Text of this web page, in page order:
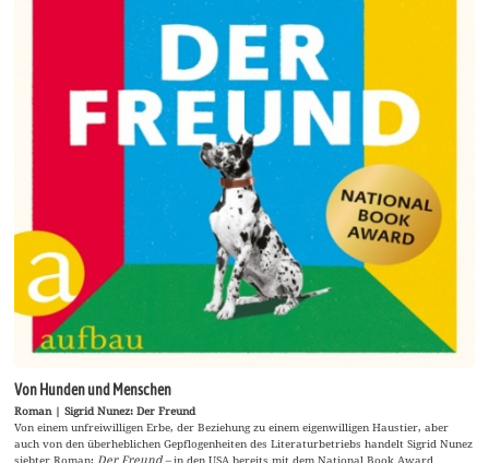
Von Hunden und Menschen
Roman | Sigrid Nunez: Der Freund
Von einem unfreiwilligen Erbe, der Beziehung zu einem eigenwilligen Haustier, aber
auch von den überheblichen Gepflogenheiten des Literaturbetriebs handelt Sigrid Nunez
siebter Roman:Der Freund –in den USA bereits mit dem National Book Award